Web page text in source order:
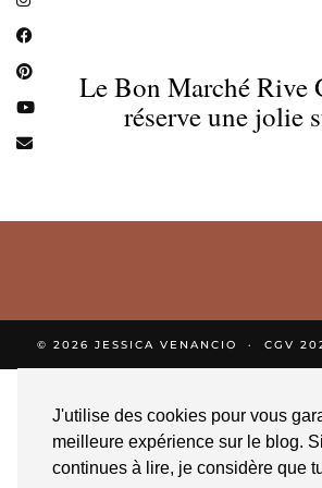
J'utilise des cookies pour vous
meilleure expérience sur le blog.
continues à lire, je considère que
Le Bon Marché Rive
réserve une jolie
© 2026 JESSICA VENANCIO CGV